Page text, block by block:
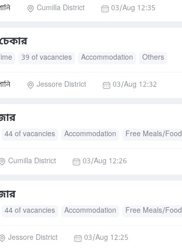
Cumilla District 03/Aug 12:35
39 of vacancies Accommodation Others
Jessore District 03/Aug 12:32
44 of vacancies Accommodation Free Meals/Food
Cumilla District 03/Aug 12:26
44 of vacancies Accommodation Free Meals/Food
Jessore District 03/Aug 12:25